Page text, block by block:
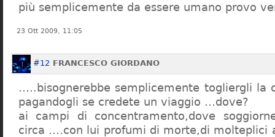
più semplicemente da essere umano provo
23 Ott 2009, 11:05
#12 FRANCESCO GIORDANO
…..bisognerebbe semplicemente togliergli la
pagandogli se credete un viaggio …dove?
ai campi di concentramento,dove
circa ….con lui profumi di morte,di molteplici